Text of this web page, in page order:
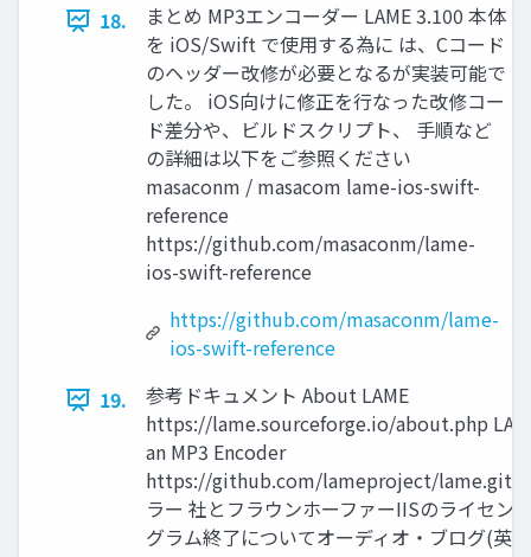
18.
まとめ MP3エンコーダー LAME 3.100 本体
を iOS/Swift で使用する為に は、Cコード
のヘッダー改修が必要となるが実装可能で
した。 iOS向けに修正を行なった改修コー
ド差分や、ビルドスクリプト、 手順など
の詳細は以下をご参照ください
masaconm / masacom lame-ios-swift-
reference
https://github.com/masaconm/lame-
ios-swift-reference
https://github.com/masaconm/lame-
ios-swift-reference
19.
参考ドキュメント About LAME
https://lame.sourceforge.io/about.php
an MP3 Encoder
https://github.com/lameproject/lame.git
ラー 社とフラウンホーファーIISのライセン
グラム終了についてオーディオ・ブログ(英